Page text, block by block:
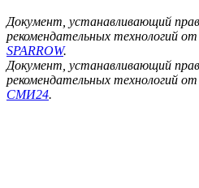
Документ, устанавливающий
рекомендательных технологий
SPARROW.
Документ, устанавливающий
рекомендательных технологий
СМИ24.